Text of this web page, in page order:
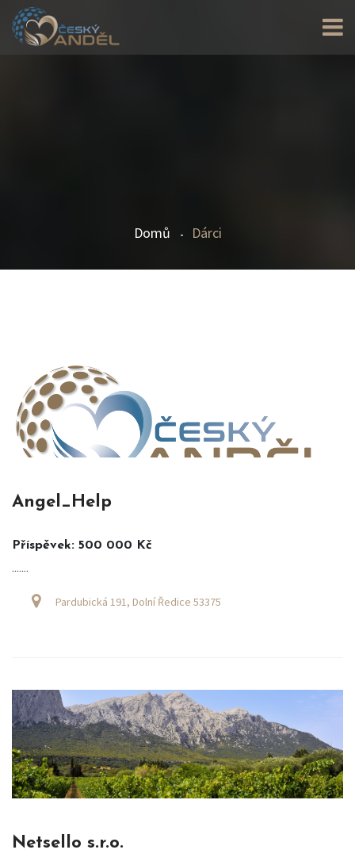
Domů Dárci
Angel_Help
Příspěvek: 500 000 Kč
.......
Pardubická 191, Dolní Ředice 53375
Netsello s.r.o.